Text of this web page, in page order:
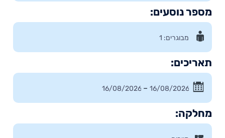
מספר נוסעים:
תאריכים:
–
מחלקה: